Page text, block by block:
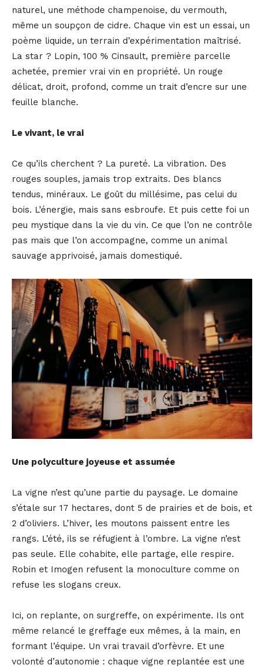
naturel, une méthode champenoise, du vermouth,
même un soupçon de cidre. Chaque vin est un essai, un
poème liquide, un terrain d’expérimentation maîtrisé.
La star ? Lopin, 100 % Cinsault, première parcelle
achetée, premier vrai vin en propriété. Un rouge
délicat, droit, profond, comme un trait d’encre sur une
feuille blanche.
Le vivant, le vrai
Ce qu’ils cherchent ? La pureté. La vibration. Des
rouges souples, jamais trop extraits. Des blancs
tendus, minéraux. Le goût du millésime, pas celui du
bois. L’énergie, mais sans esbroufe. Et puis cette foi un
peu mystique dans la vie du vin. Ce que l’on ne contrôle
pas mais que l’on accompagne, comme un animal
sauvage apprivoisé, jamais domestiqué.
Une polyculture joyeuse et assumée
La vigne n’est qu’une partie du paysage. Le domaine
s’étale sur 17 hectares, dont 5 de prairies et de bois, et
2 d’oliviers. L’hiver, les moutons paissent entre les
rangs. L’été, ils se réfugient à l’ombre. La vigne n’est
pas seule. Elle cohabite, elle partage, elle respire.
Robin et Imogen refusent la monoculture comme on
refuse les slogans creux.
Ici, on replante, on surgreffe, on expérimente. Ils ont
même relancé le greffage eux mêmes, à la main, en
formant l’équipe. Un vrai travail d’orfèvre. Et une
volonté d’autonomie : chaque vigne replantée est une